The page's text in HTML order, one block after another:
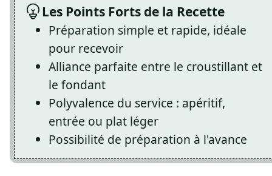
Les Points Forts de la Recette
Préparation simple et rapide, idéale
pour recevoir
Alliance parfaite entre le croustillant et
le fondant
Polyvalence du service : apéritif,
entrée ou plat léger
Possibilité de préparation à l'avance